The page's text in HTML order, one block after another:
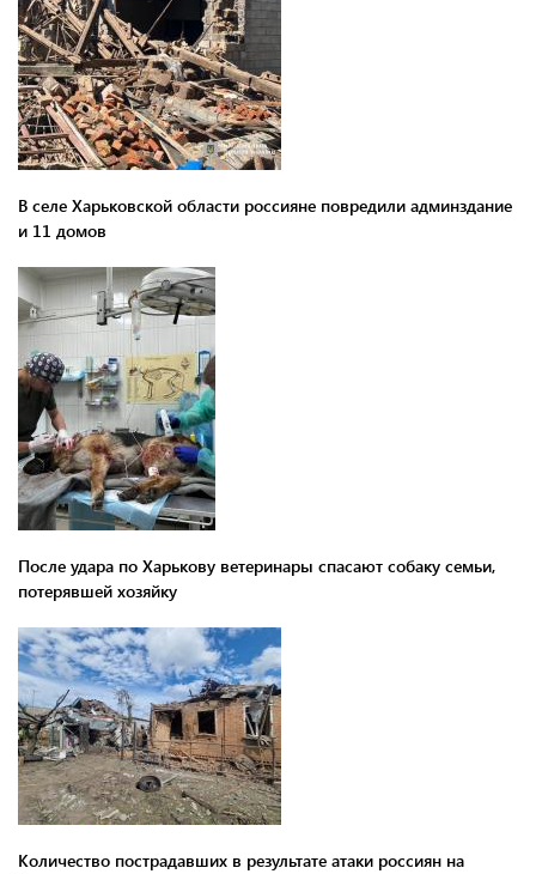
В селе Харьковской области россияне повредили админздание
и 11 домов
После удара по Харькову ветеринары спасают собаку семьи,
потерявшей хозяйку
Количество пострадавших в результате атаки россиян на